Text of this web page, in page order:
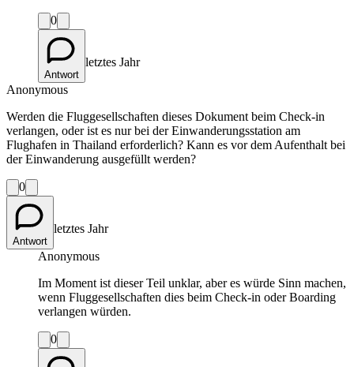
0
Antwort
letztes Jahr
Anonymous
Werden die Fluggesellschaften dieses Dokument beim Check-in
verlangen, oder ist es nur bei der Einwanderungsstation am
Flughafen in Thailand erforderlich? Kann es vor dem Aufenthalt bei
der Einwanderung ausgefüllt werden?
0
Antwort
letztes Jahr
Anonymous
Im Moment ist dieser Teil unklar, aber es würde Sinn machen,
wenn Fluggesellschaften dies beim Check-in oder Boarding
verlangen würden.
0